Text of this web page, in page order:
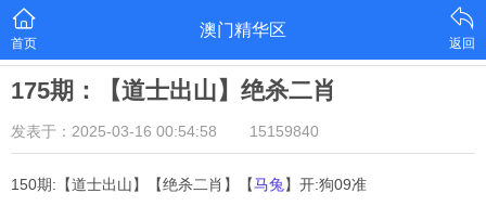
首页
澳门精华区
返回
175期：【道士出山】绝杀二肖
发表于：2025-03-16 00:54:58 15159840
150期:【道士出山】【绝杀二肖】【马兔 】开:狗09准